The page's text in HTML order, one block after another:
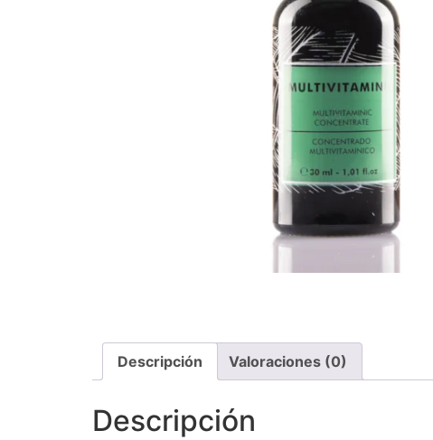
Descripción Valoraciones (0)
Descripción